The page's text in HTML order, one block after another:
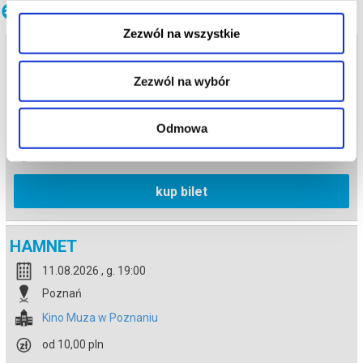
Zezwól na wszystkie
Zezwól na wybór
Odmowa
Inne terminy
HAMNET
08.08.2026 , g. 18:45
Poznań
Kino Muza w Poznaniu
kup bilet
HAMNET
11.08.2026 , g. 19:00
Poznań
Kino Muza w Poznaniu
od 10,00 pln